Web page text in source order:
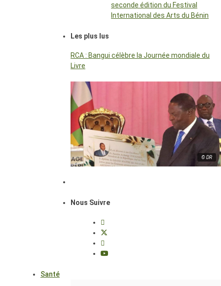
seconde édition du Festival
International des Arts du Bénin
Les plus lus
RCA : Bangui célèbre la Journée mondiale du
Livre
© DR
Nous Suivre
Santé